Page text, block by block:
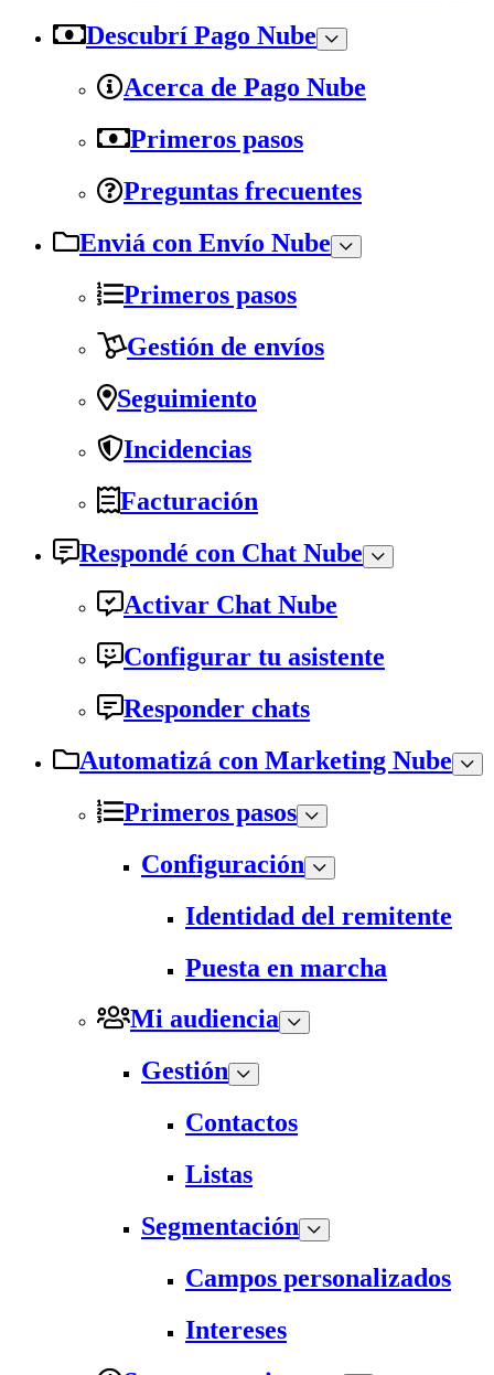
Descubrí Pago Nube
Acerca de Pago Nube
Primeros pasos
Preguntas frecuentes
Enviá con Envío Nube
Primeros pasos
Gestión de envíos
Seguimiento
Incidencias
Facturación
Respondé con Chat Nube
Activar Chat Nube
Configurar tu asistente
Responder chats
Automatizá con Marketing Nube
Primeros pasos
Configuración
Identidad del remitente
Puesta en marcha
Mi audiencia
Gestión
Contactos
Listas
Segmentación
Campos personalizados
Intereses